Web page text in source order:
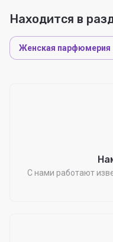
Находится в
Женская парфюмерия
С нами работают